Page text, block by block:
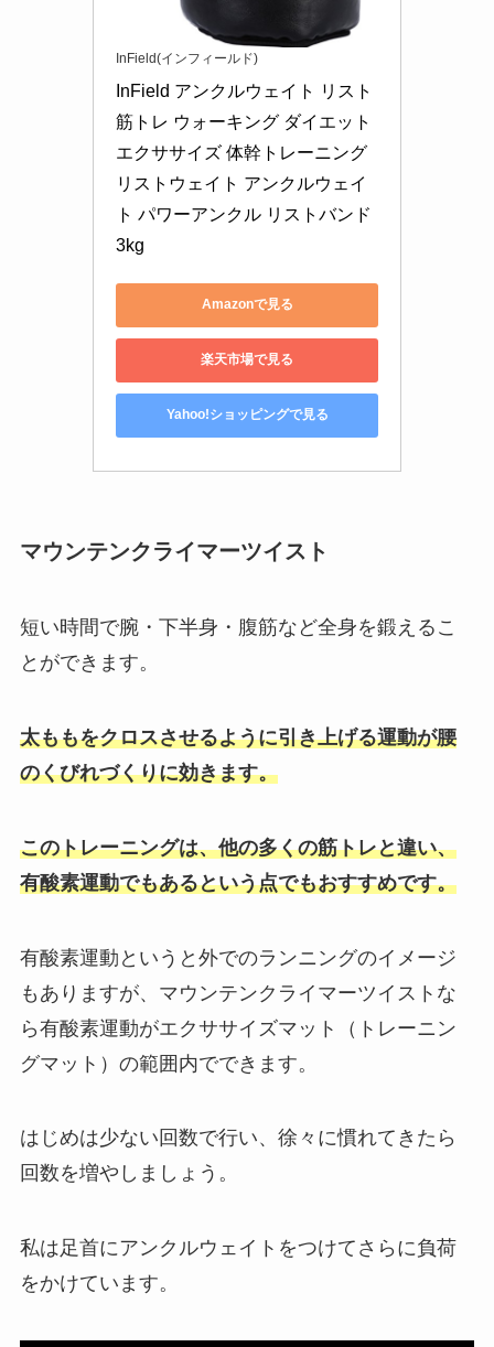
InField(インフィールド)
InField アンクルウェイト リスト
筋トレ ウォーキング ダイエット
エクササイズ 体幹トレーニング
リストウェイト アンクルウェイ
ト パワーアンクル リストバンド
3kg
Amazonで見る
楽天市場で見る
Yahoo!ショッピングで見る
マウンテンクライマーツイスト
短い時間で腕・下半身・腹筋など全身を鍛えるこ
とができます。
太ももをクロスさせるように引き上げる運動が腰
のくびれづくりに効きます。
このトレーニングは、他の多くの筋トレと違い、
有酸素運動でもあるという点でもおすすめです。
有酸素運動というと外でのランニングのイメージ
もありますが、マウンテンクライマーツイストな
ら有酸素運動がエクササイズマット（トレーニン
グマット）の範囲内でできます。
はじめは少ない回数で行い、徐々に慣れてきたら
回数を増やしましょう。
私は足首にアンクルウェイトをつけてさらに負荷
をかけています。